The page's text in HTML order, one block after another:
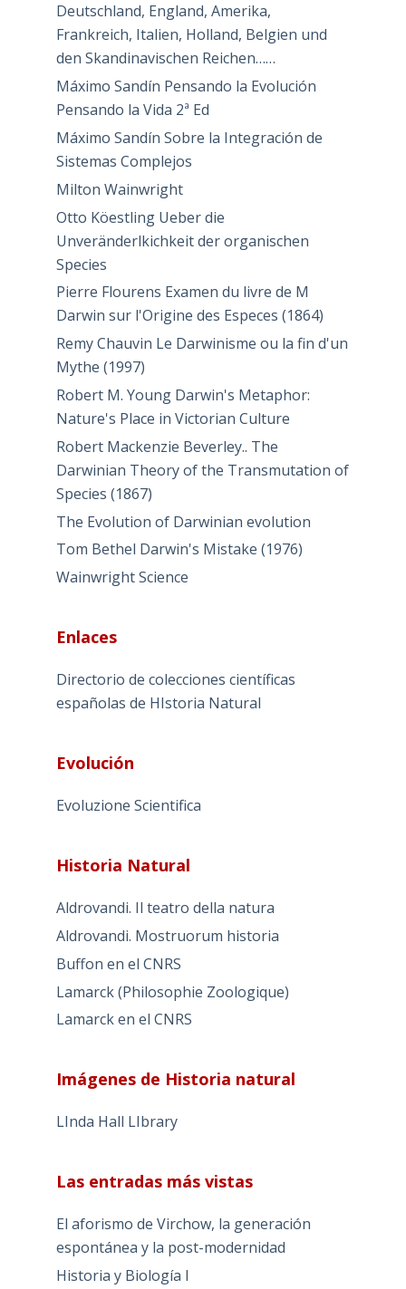
Deutschland, England, Amerika,
Frankreich, Italien, Holland, Belgien und
den Skandinavischen Reichen……
Máximo Sandín Pensando la Evolución
Pensando la Vida 2ª Ed
Máximo Sandín Sobre la Integración de
Sistemas Complejos
Milton Wainwright
Otto Köestling Ueber die
Unveränderlkichkeit der organischen
Species
Pierre Flourens Examen du livre de M
Darwin sur l'Origine des Especes (1864)
Remy Chauvin Le Darwinisme ou la fin d'un
Mythe (1997)
Robert M. Young Darwin's Metaphor:
Nature's Place in Victorian Culture
Robert Mackenzie Beverley.. The
Darwinian Theory of the Transmutation of
Species (1867)
The Evolution of Darwinian evolution
Tom Bethel Darwin's Mistake (1976)
Wainwright Science
Enlaces
Directorio de colecciones científicas
españolas de HIstoria Natural
Evolución
Evoluzione Scientifica
Historia Natural
Aldrovandi. Il teatro della natura
Aldrovandi. Mostruorum historia
Buffon en el CNRS
Lamarck (Philosophie Zoologique)
Lamarck en el CNRS
Imágenes de Historia natural
LInda Hall LIbrary
Las entradas más vistas
El aforismo de Virchow, la generación
espontánea y la post-modernidad
Historia y Biología I